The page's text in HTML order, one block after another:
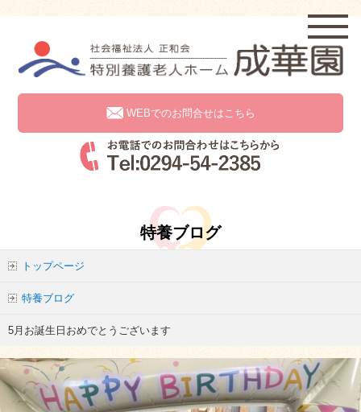
WEBでのお問合せはこちら
特養ブログ
トップページ
特養ブログ
5月お誕生日おめでとうございます